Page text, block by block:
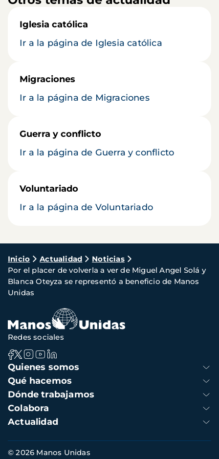
Iglesia católica
Ir a la página de Iglesia católica
Migraciones
Ir a la página de Migraciones
Guerra y conflicto
Ir a la página de Guerra y conflicto
Voluntariado
Ir a la página de Voluntariado
Ruta
de
navegación
Inicio Actualidad
Noticias
Por el placer de volverla a ver de Miguel Angel Solá y
Blanca Oteyza se representó a beneficio de Manos
Unidas
Navegación
principal
Quienes somos
Qué hacemos
Dónde trabajamos
Colabora
Actualidad
Redes sociales
Información
© 2026 Manos Unidas